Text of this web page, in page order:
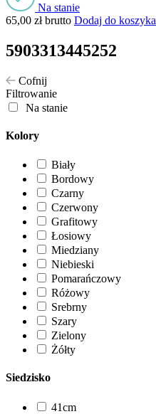
Na stanie
65,00 zł brutto Dodaj do koszyka
5903313445252
Cofnij
Filtrowanie
Na stanie
Kolory
Biały
Bordowy
Czarny
Czerwony
Grafitowy
Łosiowy
Miedziany
Niebieski
Pomarańczowy
Różowy
Srebrny
Szary
Zielony
Żółty
Siedzisko
41cm